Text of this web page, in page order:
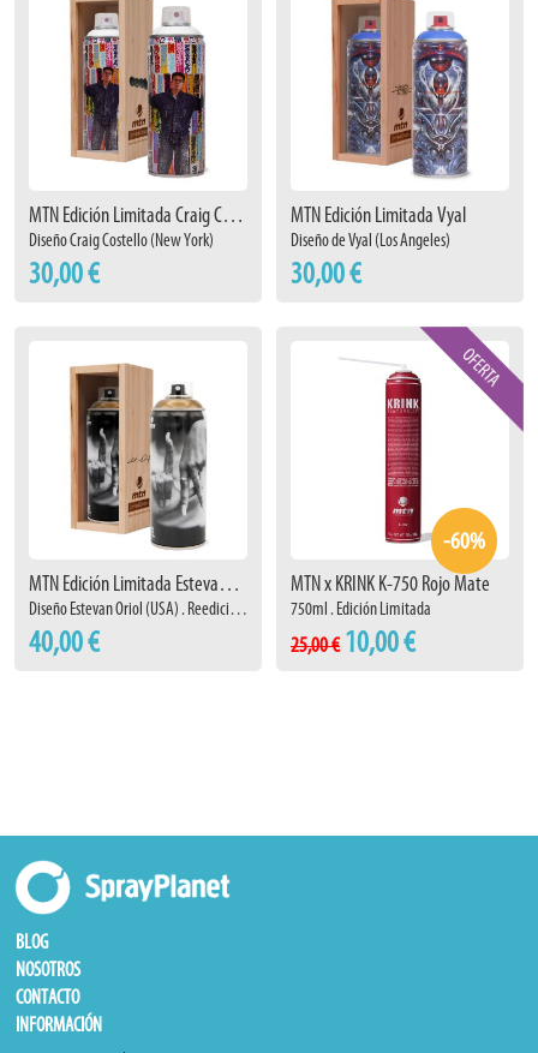
MTN Edición Limitada Craig Costello
Diseño Craig Costello (New York)
30,00 €
MTN Edición Limitada Vyal
Diseño de Vyal (Los Angeles)
30,00 €
MTN Edición Limitada Estevan Oriol (2024)
Diseño Estevan Oriol (USA) . Reedición 2024
40,00 €
-60%
MTN x KRINK K-750 Rojo Mate
750ml . Edición Limitada
25,00 € 10,00 €
BLOG
NOSOTROS
CONTACTO
INFORMACIÓN